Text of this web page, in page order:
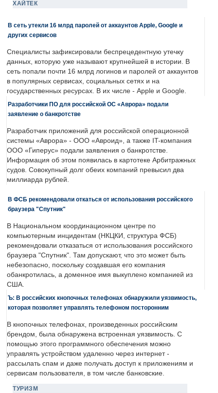
ХАЙТЕК
В сеть утекли 16 млрд паролей от аккаунтов Apple, Google и
других сервисов
Специалисты зафиксировали беспрецедентную утечку
данных, которую уже называют крупнейшей в истории. В
сеть попали почти 16 млрд логинов и паролей от аккаунтов
в популярных сервисах, социальных сетях и на
государственных ресурсах. В их числе - Apple и Google.
Разработчики ПО для российской ОС «Аврора» подали
заявление о банкротстве
Разработчик приложений для российской операционной
системы «Аврора» - ООО «Авроид», а также IT-компания
ООО «Гиперус» подали заявления о банкротстве.
Информация об этом появилась в картотеке Арбитражных
судов. Совокупный долг обеих компаний превысил два
миллиарда рублей.
В ФСБ рекомендовали откаться от использования российского
браузера "Спутник"
В Национальном координационном центре по
компьютерным инцидентам (НКЦКИ, структура ФСБ)
рекомендовали отказаться от использования российского
браузера "Спутник". Там допускают, что это может быть
небезопасно, поскольку создавшая его компания
обанкротилась, а доменное имя выкуплено компанией из
США.
Ъ: В российских кнопочных телефонах обнаружили уязвимость,
которая позволяет управлять телефоном посторонним
В кнопочных телефонах, произведенных российским
брендом, была обнаружена встроенная уязвимость. С
помощью этого программного обеспечения можно
управлять устройством удаленно через интернет -
рассылать спам и даже получать доступ к приложениям и
сервисам пользователя, в том числе банковские.
ТУРИЗМ